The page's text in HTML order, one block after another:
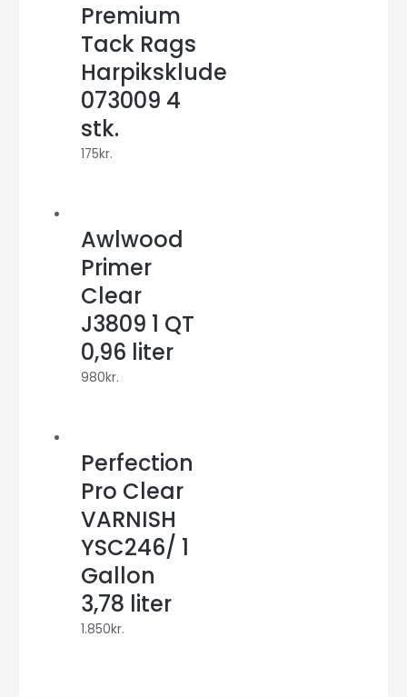
Premium
Tack Rags
Harpiksklude
073009 4
stk.
175kr.
Awlwood
Primer
Clear
J3809 1 QT
0,96 liter
980kr.
Perfection
Pro Clear
VARNISH
YSC246/ 1
Gallon
3,78 liter
1.850kr.